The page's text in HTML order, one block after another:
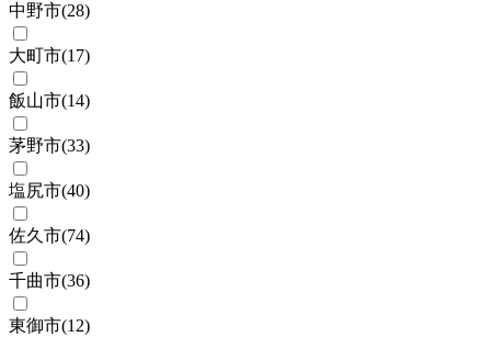
中野市(28)
大町市(17)
飯山市(14)
茅野市(33)
塩尻市(40)
佐久市(74)
千曲市(36)
東御市(12)